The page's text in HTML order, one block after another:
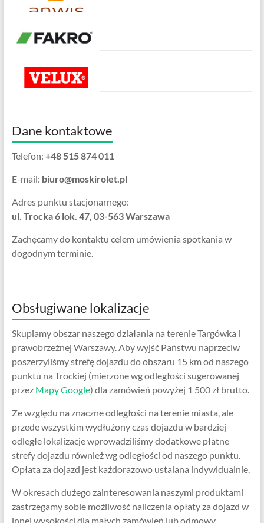
Dane kontaktowe
Telefon: +48 515 874 011
E-mail: biuro@moskirolet.pl
Adres punktu stacjonarnego:
ul. Trocka 6 lok. 47, 03-563 Warszawa
Zachęcamy do kontaktu celem umówienia spotkania w
dogodnym terminie.
Obsługiwane lokalizacje
Skupiamy obszar naszego działania na terenie Targówka i
prawobrzeżnej Warszawy. Aby wyjść Państwu naprzeciw
poszerzyliśmy strefę dojazdu do obszaru 15 km od naszego
punktu na Trockiej (mierzone wg odległości sugerowanej
przez Mapy Google) dla zamówień powyżej 1 500 zł brutto.
Ze względu na znaczne odległości na terenie miasta, ale
przede wszystkim wydłużony czas dojazdu w bardziej
odległe lokalizacje wprowadziliśmy dodatkowe płatne
strefy dojazdu również wg odległości od naszego punktu.
Opłata za dojazd jest każdorazowo ustalana indywidualnie.
W okresach dużego zainteresowania naszymi produktami
zastrzegamy sobie możliwość naliczenia opłaty za dojazd w
innej wysokości dla małych zamówień lub odmowy